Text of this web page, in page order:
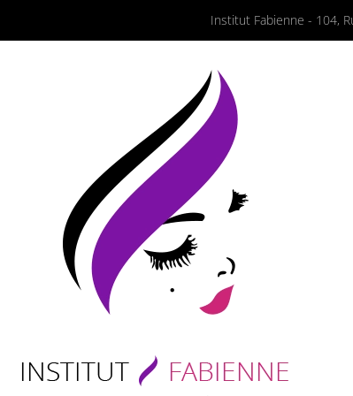
Institut Fabienne - 104,